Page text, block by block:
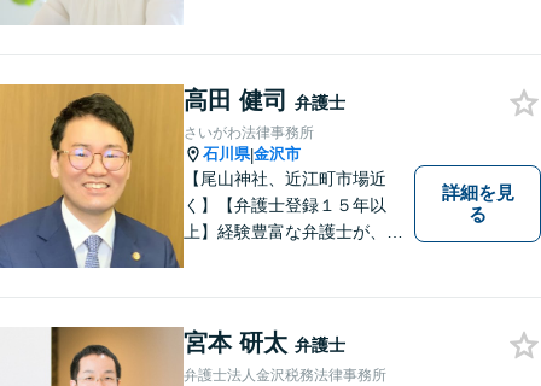
にご相談ください。
高田 健司 弁護士
さいがわ法律事務所
石川県|金沢市
【尾山神社、近江町市場近
く】【弁護士登録１５年以
上】経験豊富な弁護士が、誠
詳細を見
る
宮本 研太 弁護士
弁護士法人金沢税務法律事務所